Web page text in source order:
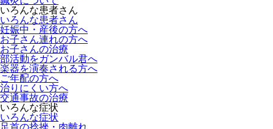
いろんな患者さん
いろんな患者さん
妊娠中・産後の方へ
お子さん連れの方へ
お子さんの治療
部活動をガンバル君へ
楽器を演奏される方へ
ご年配の方へ
治りにくい方へ
交通事故の治療
いろんな症状
いろんな症状
足首の捻挫・肉離れ